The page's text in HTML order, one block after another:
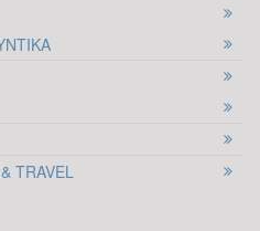
TRAVEL
και σχολιασμοί έχουν
και αν τελικά μπορεί
στη πολιτική. Θα
ξεκινώντας από το